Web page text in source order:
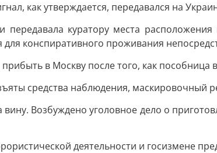
как утверждается, передавался на
передавала куратору места
конспиративного проживания
в Москву после того, как
средства наблюдения, маскировочный
Возбуждено уголовное дело о
деятельности и госизмене